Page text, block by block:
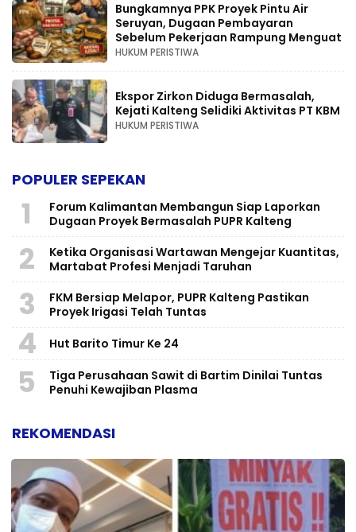
Bungkamnya PPK Proyek Pintu Air
Seruyan, Dugaan Pembayaran
Sebelum Pekerjaan Rampung Menguat
HUKUM PERISTIWA
Ekspor Zirkon Diduga Bermasalah,
Kejati Kalteng Selidiki Aktivitas PT KBM
HUKUM PERISTIWA
POPULER SEPEKAN
1
Forum Kalimantan Membangun Siap Laporkan
Dugaan Proyek Bermasalah PUPR Kalteng
2
Ketika Organisasi Wartawan Mengejar Kuantitas,
Martabat Profesi Menjadi Taruhan
3
FKM Bersiap Melapor, PUPR Kalteng Pastikan
Proyek Irigasi Telah Tuntas
4 Hut Barito Timur Ke 24
5
Tiga Perusahaan Sawit di Bartim Dinilai Tuntas
Penuhi Kewajiban Plasma
REKOMENDASI